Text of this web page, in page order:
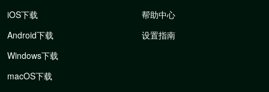
iOS下载
Android下载
Windows下载
macOS下载
帮助中心
设置指南